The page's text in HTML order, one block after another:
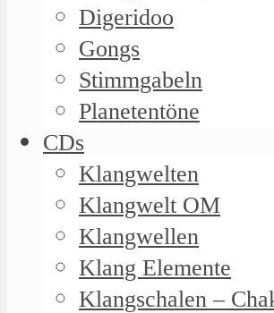
Digeridoo
Gongs
Stimmgabeln
Planetentöne
CDs
Klangwelten
Klangwelt OM
Klangwellen
Klang Elemente
Klangschalen –